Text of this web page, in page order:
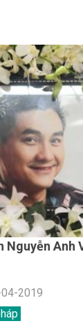
Nguyễn Anh
2019